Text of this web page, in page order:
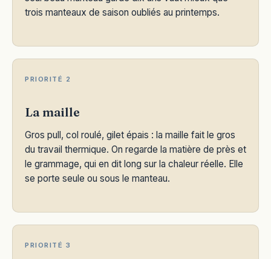
trois manteaux de saison oubliés au printemps.
PRIORITÉ 2
La maille
Gros pull, col roulé, gilet épais : la maille fait le gros
du travail thermique. On regarde la matière de près et
le grammage, qui en dit long sur la chaleur réelle. Elle
se porte seule ou sous le manteau.
PRIORITÉ 3